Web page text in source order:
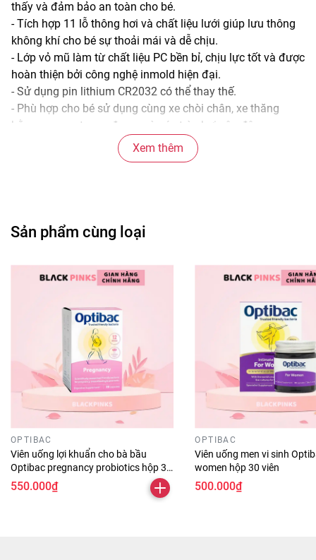
thấy và đảm bảo an toàn cho bé.
- Tích hợp 11 lỗ thông hơi và chất liệu lưới giúp lưu thông
không khí cho bé sự thoải mái và dễ chịu.
- Lớp vỏ mũ làm từ chất liệu PC bền bỉ, chịu lực tốt và được
hoàn thiện bởi công nghệ inmold hiện đại.
- Sử dụng pin lithium CR2032 có thể thay thế.
- Phù hợp cho bé sử dụng cùng xe chòi chân, xe thăng
bằng, xe scooter, xe đạp,... và các trò chơi vận động.
- Đạt tiêu chuẩn an toàn CE, EMC, EN1078, RoHs, 16
CFR1303, 16 CFR1203, 16 CFR1500, CPSIA
#mudoidauchobe #scootandride #muXXS #muzebra
#muantoanchobe #muchebe #phukienchobe
#mudoichobe #muantoan #mudoitrem #blackpinks
#blackpinksvn #blackpinkscom #blackpinkscomvn
#blackpink #blackpinkvn #blackpinkcom
#blackpinkcomvn #blps #blpsvn #blpscom #blpscomvn
#blp #blpvn #blpcom #blpcomvn
#blackpinks.vn_hochiminh #blackpinks.vn_hanoi
Xem thêm
Sản phẩm cùng loại
OPTIBAC
Viên uống lợi khuẩn cho bà bầu
Optibac pregnancy probiotics hộp 30
viên
550.000₫
OPTIBAC
Viên uống men vi sinh
women hộp 30 viên
500.000₫